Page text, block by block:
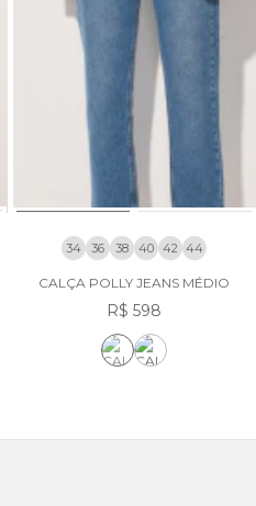
34 36 38 40 42 44
CALÇA POLLY JEANS MÉDIO
R$ 598